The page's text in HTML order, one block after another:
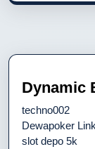
Dynamic
techno002
Dewapoker
slot depo 5k